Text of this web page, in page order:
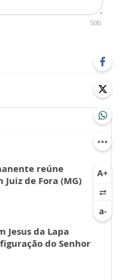
500
reúne
Juiz de Fora (MG)
Jesus da Lapa
do Senhor